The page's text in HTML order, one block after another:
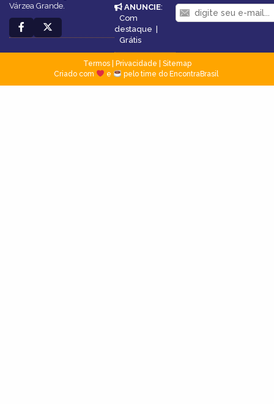
Várzea Grande.
ANUNCIE:
Com
destaque |
Grátis
Termos| Privacidade
Sitemap
Criado com
e pelo time do EncontraBrasil